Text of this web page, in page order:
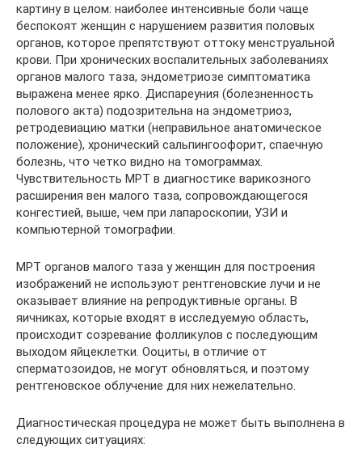
картину в целом: наиболее интенсивные боли чаще
беспокоят женщин с нарушением развития половых
органов, которое препятствуют оттоку менструальной
крови. При хронических воспалительных заболеваниях
органов малого таза, эндометриозе симптоматика
выражена менее ярко. Диспареуния (болезненность
полового акта) подозрительна на эндометриоз,
ретродевиацию матки (неправильное анатомическое
положение), хронический сальпингоофорит, спаечную
болезнь, что четко видно на томограммах.
Чувствительность МРТ в диагностике варикозного
расширения вен малого таза, сопровождающегося
конгестией, выше, чем при лапароскопии, УЗИ и
компьютерной томографии.
МРТ органов малого таза у женщин для построения
изображений не используют рентгеновские лучи и не
оказывает влияние на репродуктивные органы. В
яичниках, которые входят в исследуемую область,
происходит созревание фолликулов с последующим
выходом яйцеклетки. Ооциты, в отличие от
сперматозоидов, не могут обновляться, и поэтому
рентгеновское облучение для них нежелательно.
Диагностическая процедура не может быть выполнена в
следующих ситуациях: